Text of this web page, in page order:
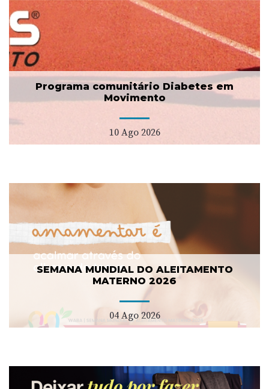
Programa comunitário Diabetes em
Movimento
10 Ago 2026
SEMANA MUNDIAL DO ALEITAMENTO
MATERNO 2026
04 Ago 2026